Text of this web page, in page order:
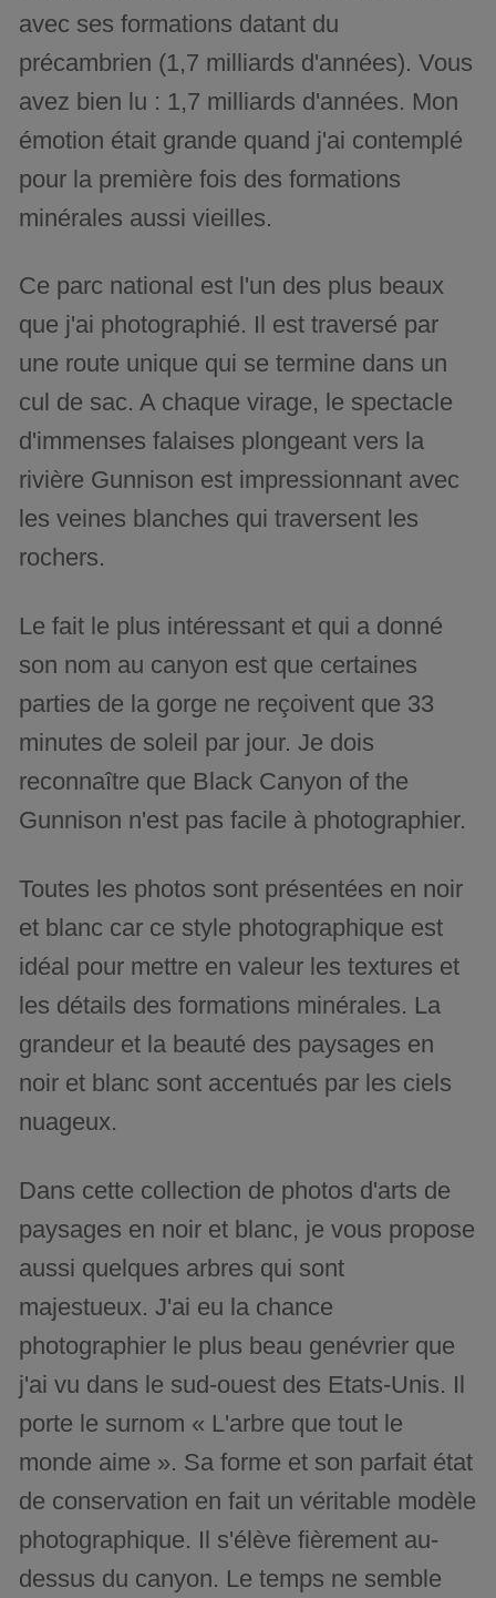
avec ses formations datant du
précambrien (1,7 milliards d'années). Vous
avez bien lu : 1,7 milliards d'années. Mon
émotion était grande quand j'ai contemplé
pour la première fois des formations
minérales aussi vieilles.
Ce parc national est l'un des plus beaux
que j'ai photographié. Il est traversé par
une route unique qui se termine dans un
cul de sac. A chaque virage, le spectacle
d'immenses falaises plongeant vers la
rivière Gunnison est impressionnant avec
les veines blanches qui traversent les
rochers.
Le fait le plus intéressant et qui a donné
son nom au canyon est que certaines
parties de la gorge ne reçoivent que 33
minutes de soleil par jour. Je dois
reconnaître que Black Canyon of the
Gunnison n'est pas facile à photographier.
Toutes les photos sont présentées en noir
et blanc car ce style photographique est
idéal pour mettre en valeur les textures et
les détails des formations minérales. La
grandeur et la beauté des paysages en
noir et blanc sont accentués par les ciels
nuageux.
Dans cette collection de photos d'arts de
paysages en noir et blanc, je vous propose
aussi quelques arbres qui sont
majestueux. J'ai eu la chance
photographier le plus beau genévrier que
j'ai vu dans le sud-ouest des Etats-Unis. Il
porte le surnom « L'arbre que tout le
monde aime ». Sa forme et son parfait état
de conservation en fait un véritable modèle
photographique. Il s'élève fièrement au-
dessus du canyon. Le temps ne semble